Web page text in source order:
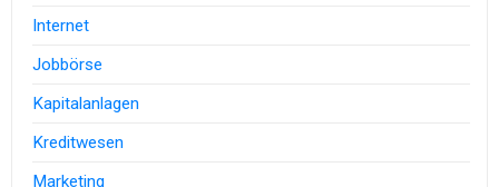
Internet
Jobbörse
Kapitalanlagen
Kreditwesen
Marketing